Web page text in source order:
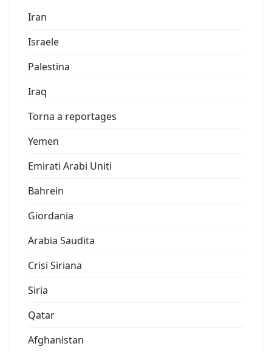
Iran
Israele
Palestina
Iraq
Torna a reportages
Yemen
Emirati Arabi Uniti
Bahrein
Giordania
Arabia Saudita
Crisi Siriana
Siria
Qatar
Afghanistan